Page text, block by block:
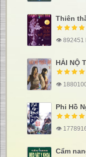
Thiên
👁 892451
HẢI NỘ
👁
Phi Hồ
👁
Cẩm